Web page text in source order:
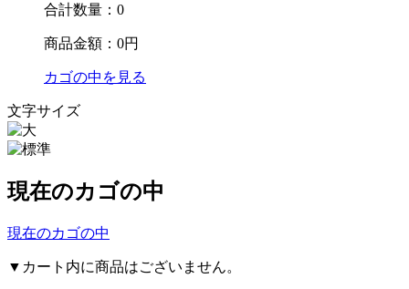
合計数量： 0
商品金額： 0円
カゴの中を見る
文字サイズ
現在のカゴの中
現在のカゴの中
▼カート内に商品はございません。